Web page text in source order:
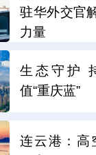
驻华外交官
力量
生态守护
值“重庆蓝”
连云港：高